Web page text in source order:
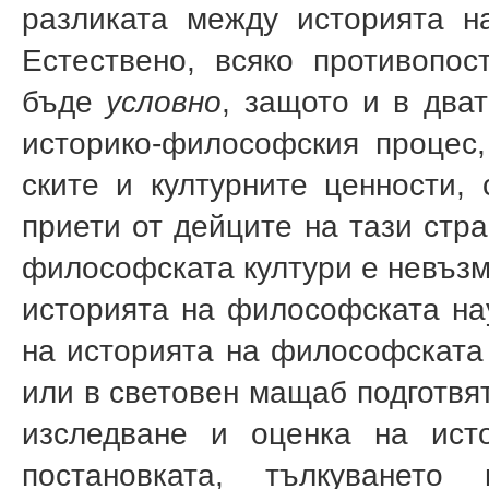
разликата между историята
Естествено, всяко
бъде условно, защото и в
историко-философския
ските и културните
приети от дейците на тази
философската култури е
историята на философската
на историята на
или в световен мащаб
изследване и оценка на
постановката,